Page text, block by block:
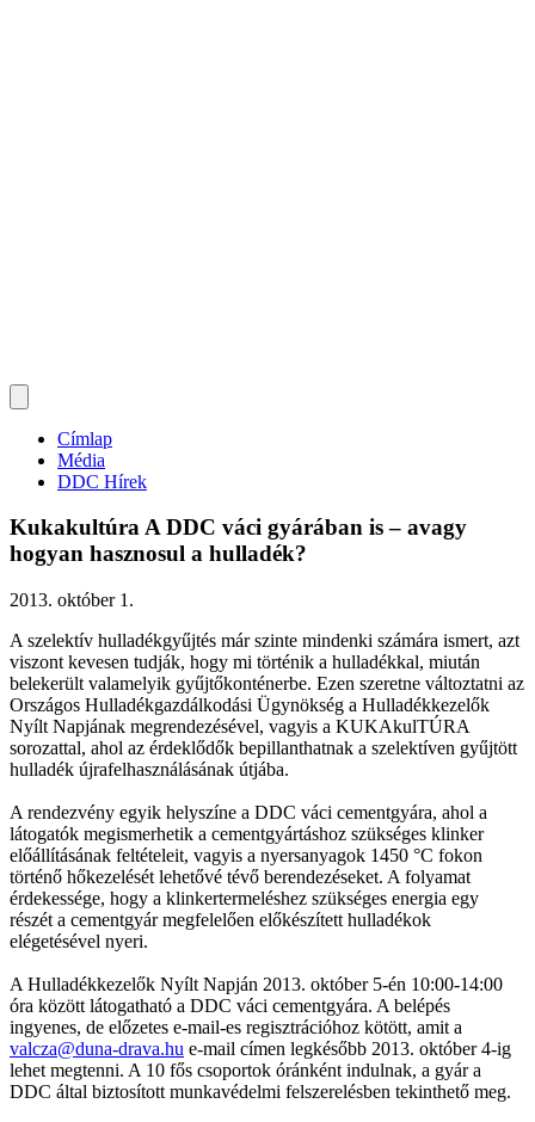
Címlap
Média
DDC Hírek
Kukakultúra A DDC váci gyárában is – avagy
hogyan hasznosul a hulladék?
2013. október 1.
A szelektív hulladékgyűjtés már szinte mindenki számára ismert, azt
viszont kevesen tudják, hogy mi történik a hulladékkal, miután
belekerült valamelyik gyűjtőkonténerbe. Ezen szeretne változtatni az
Országos Hulladékgazdálkodási Ügynökség a Hulladékkezelők
Nyílt Napjának megrendezésével, vagyis a KUKAkulTÚRA
sorozattal, ahol az érdeklődők bepillanthatnak a szelektíven gyűjtött
hulladék újrafelhasználásának útjába.
A rendezvény egyik helyszíne a DDC váci cementgyára, ahol a
látogatók megismerhetik a cementgyártáshoz szükséges klinker
előállításának feltételeit, vagyis a nyersanyagok 1450 °C fokon
történő hőkezelését lehetővé tévő berendezéseket. A folyamat
érdekessége, hogy a klinkertermeléshez szükséges energia egy
részét a cementgyár megfelelően előkészített hulladékok
elégetésével nyeri.
A Hulladékkezelők Nyílt Napján 2013. október 5-én 10:00-14:00
óra között látogatható a DDC váci cementgyára. A belépés
ingyenes, de előzetes e-mail-es regisztrációhoz kötött, amit a
valcza@duna-drava.hu e-mail címen legkésőbb 2013. október 4-ig
lehet megtenni. A 10 fős csoportok óránként indulnak, a gyár a
DDC által biztosított munkavédelmi felszerelésben tekinthető meg.